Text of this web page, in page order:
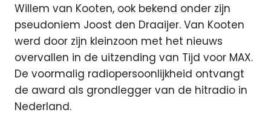
Willem van Kooten, ook bekend onder zijn
pseudoniem Joost den Draaijer. Van Kooten
werd door zijn kleinzoon met het nieuws
overvallen in de uitzending van Tijd voor MAX.
De voormalig radiopersoonlijkheid ontvangt
de award als grondlegger van de hitradio in
Nederland.